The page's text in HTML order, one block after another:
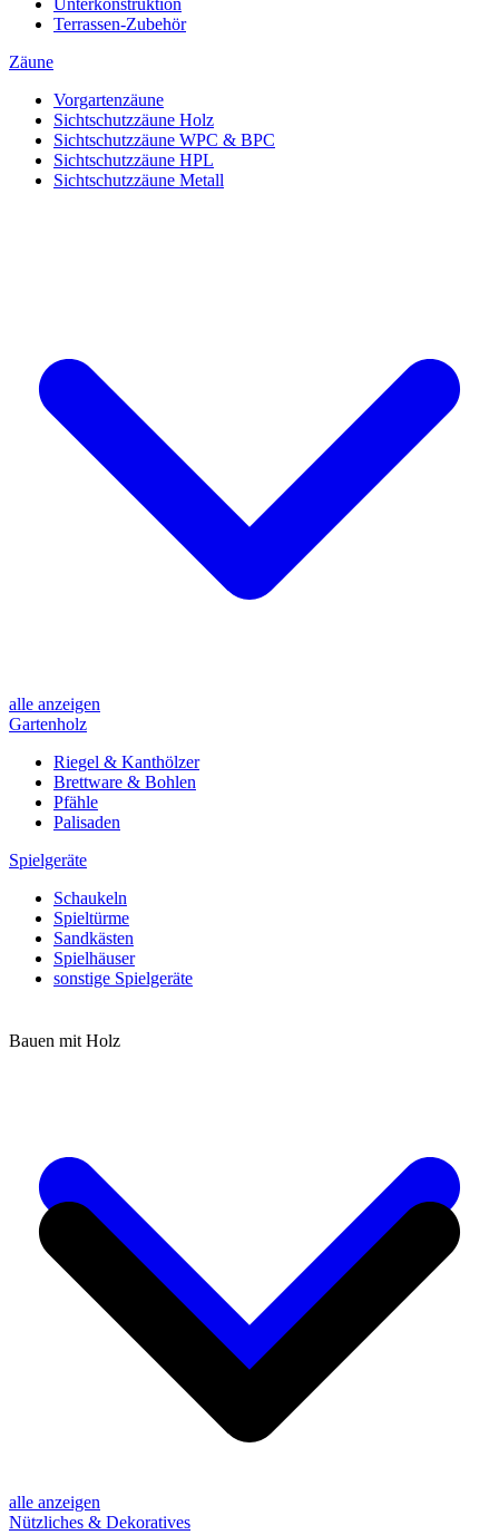
Unterkonstruktion
Terrassen-Zubehör
Zäune
Vorgartenzäune
Sichtschutzzäune Holz
Sichtschutzzäune WPC & BPC
Sichtschutzzäune HPL
Sichtschutzzäune Metall
alle anzeigen
Gartenholz
Riegel & Kanthölzer
Brettware & Bohlen
Pfähle
Palisaden
Spielgeräte
Schaukeln
Spieltürme
Sandkästen
Spielhäuser
sonstige Spielgeräte
alle anzeigen
Nützliches & Dekoratives
Bauen mit Holz